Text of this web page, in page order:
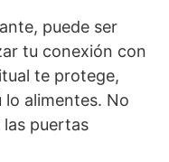
puede ser
tu conexión con
te protege,
alimentes. No
puertas